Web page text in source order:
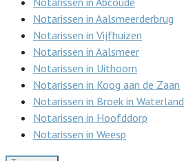
Notarissen in Aalsmeerderbrug
Notarissen in Vijfhuizen
Notarissen in Aalsmeer
Notarissen in Uithoorn
Notarissen in Koog aan de Zaan
Notarissen in Broek in Waterland
Notarissen in Hoofddorp
Notarissen in Weesp